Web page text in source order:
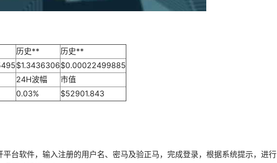
历史**
历史**
$1.3436306$0.00022499885
24H波幅
市值
0.03%
$52901.843
平台软件，输入注册的用户名、密马及验正马，完成登录，根据系统提示，进行